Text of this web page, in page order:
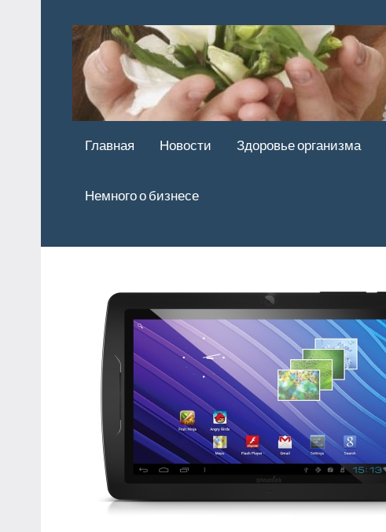
содержимому
Главная Новости Здоровье организма
Немного о бизнесе